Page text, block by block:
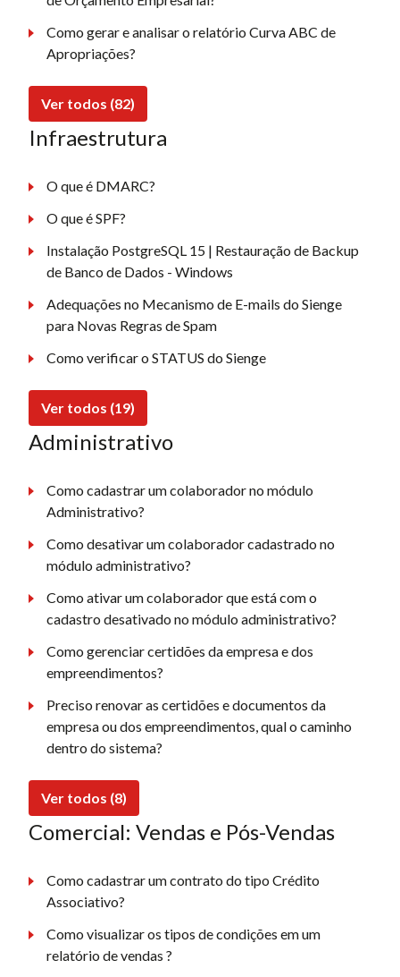
Como gerar e analisar o relatório Curva ABC de
Apropriações?
Ver todos (82)
Infraestrutura
O que é DMARC?
O que é SPF?
Instalação PostgreSQL 15 | Restauração de Backup
de Banco de Dados - Windows
Adequações no Mecanismo de E-mails do Sienge
para Novas Regras de Spam
Como verificar o STATUS do Sienge
Ver todos (19)
Administrativo
Como cadastrar um colaborador no módulo
Administrativo?
Como desativar um colaborador cadastrado no
módulo administrativo?
Como ativar um colaborador que está com o
cadastro desativado no módulo administrativo?
Como gerenciar certidões da empresa e dos
empreendimentos?
Preciso renovar as certidões e documentos da
empresa ou dos empreendimentos, qual o caminho
dentro do sistema?
Ver todos (8)
Comercial: Vendas e Pós-Vendas
Como cadastrar um contrato do tipo Crédito
Associativo?
Como visualizar os tipos de condições em um
relatório de vendas ?